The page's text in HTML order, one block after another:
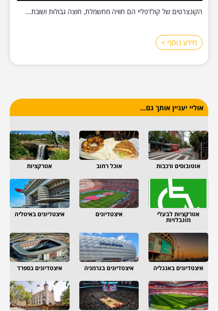
הקונצרטים של קולדפליי הם חוויה מחשמלת, חוצה גבולות ושובת...
מידע נוסף >
אוליי יעניין אותך גם...
אוטובוסים ורכבות אוכל רחוב אטרקציות
אטרקציות לבעלי
מוגבלויות
איצטדיונים איצטדיונים באיטליה
איצטדיונים באנגליה איצטדיונים בגרמניה איצטדיונים בספרד